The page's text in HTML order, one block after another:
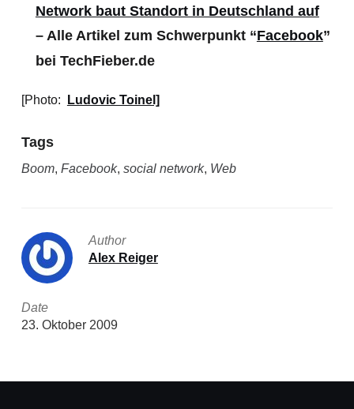
Network baut Standort in Deutschland auf
– Alle Artikel zum Schwerpunkt “Facebook”
bei TechFieber.de
[Photo: Ludovic Toinel]
Tags
Boom, Facebook, social network, Web
Author
Alex Reiger
Date
23. Oktober 2009